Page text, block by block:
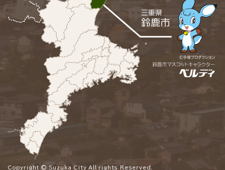
Copyright © Suzuka City All rights Reserved.